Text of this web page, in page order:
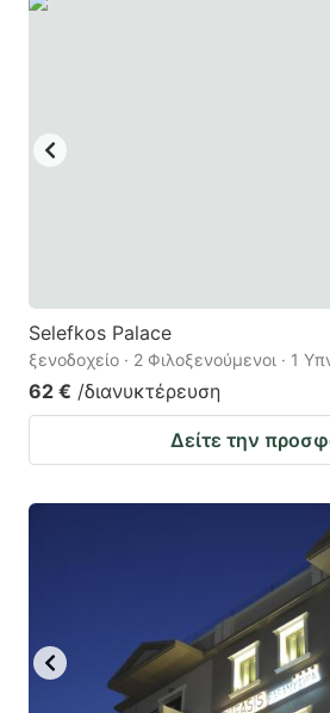
Selefkos Palace
ξενοδοχείο · 2 Φιλοξενούμενοι · 1
62 € /διανυκτέρευση
Δείτε την